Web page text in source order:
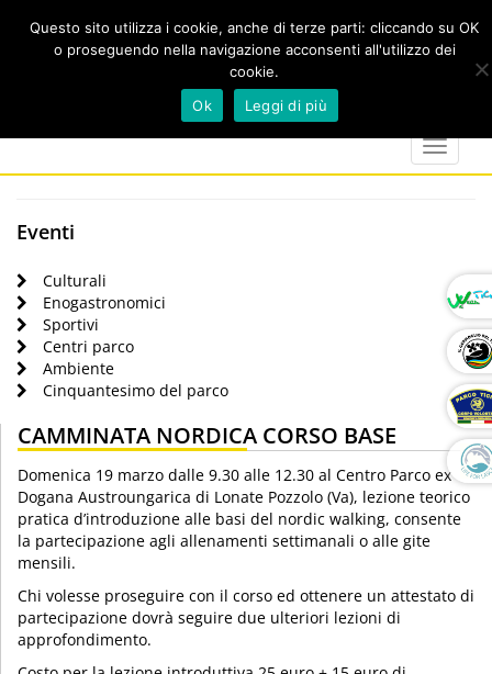
marker
calendar
Toggle
Eventi
Culturali
Enogastronomici
Sportivi
Centri parco
Ambiente
Cinquantesimo del parco
CAMMINATA NORDICA CORSO BASE
Domenica 19 marzo dalle 9.30 alle 12.30 al Centro Parco ex
Dogana Austroungarica di Lonate Pozzolo (Va), lezione teorico
pratica d’introduzione alle basi del nordic walking, consente
la partecipazione agli allenamenti settimanali o alle gite
mensili.
Chi volesse proseguire con il corso ed ottenere un attestato di
partecipazione dovrà seguire due ulteriori lezioni di
approfondimento.
Questo sito utilizza i cookie, anche di terze parti: cliccando su OK
o proseguendo nella navigazione acconsenti all'utilizzo dei
cookie.
Ok
Leggi di più